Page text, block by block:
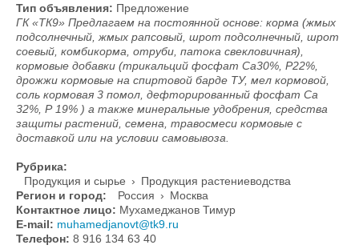
Тип объявления: Предложение
ГК «ТК9» Предлагаем на постоянной основе: корма (жмых
подсолнечный, жмых рапсовый, шрот подсолнечный, шрот
соевый, комбикорма, отруби, патока свекловичная),
кормовые добавки (трикальций фосфат Са30%, Р22%,
дрожжи кормовые на спиртовой барде ТУ, мел кормовой,
соль кормовая 3 помол, дефторированный фосфат Са
32%, Р 19% ) а также минеральные удобрения, средства
защиты растений, семена, травосмеси кормовые с
доставкой или на условии самовывоза.
Рубрика:
Продукция и сырье › Продукция растениеводства
Регион и город:
Россия › Москва
Контактное лицо: Мухамеджанов Тимур
E-mail: muhamedjanovt@tk9.ru
Телефон: 8 916 134 63 40